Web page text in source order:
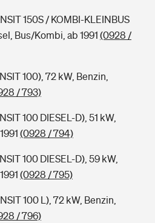
150S / KOMBI-KLEINBUS
Bus/Kombi, ab 1991 (0928 /
100), 72 kW, Benzin,
/ 793)
100 DIESEL-D), 51 kW,
(0928 / 794)
100 DIESEL-D), 59 kW,
(0928 / 795)
100 L), 72 kW, Benzin,
/ 796)